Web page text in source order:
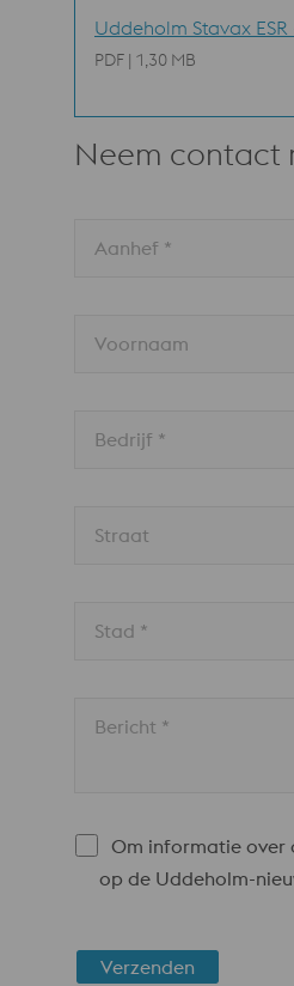
Uddeholm Stavax
PDF | 1,30 MB
Neem contact
Aanhef *
Voornaam
Bedrijf *
Straat
Stad *
Bericht *
Om informatie over
op de Uddeholm-
Verzenden